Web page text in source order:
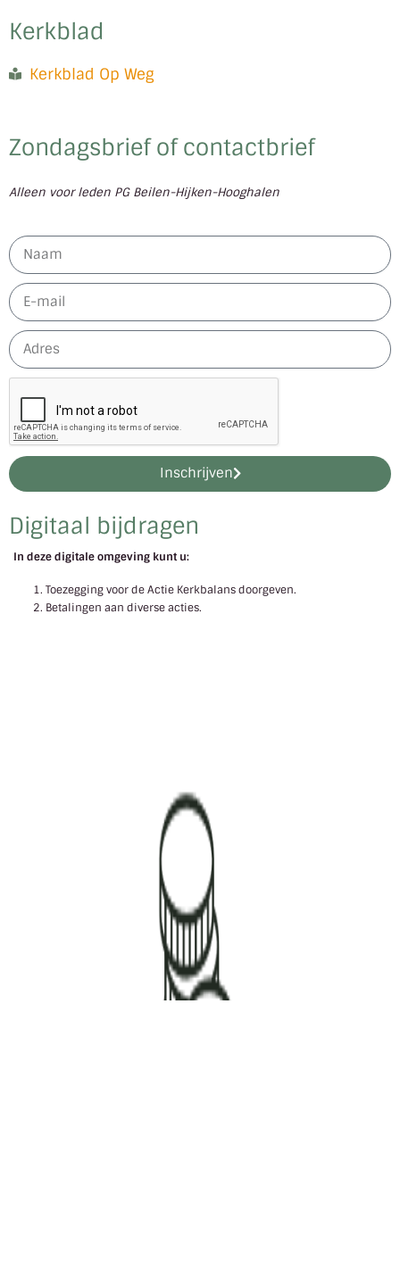
Digitaal bijdragen
In deze digitale omgeving kunt u:
Toezegging voor de Actie Kerkbalans doorgeven.
Betalingen aan diverse acties.
Kerkblad
Kerkblad Op Weg
Zondagsbrief of contactbrief
Alleen voor leden PG Beilen-Hijken-Hooghalen
Inschrijven